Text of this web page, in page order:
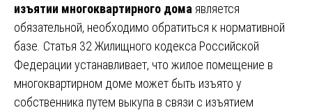
изъятии многоквартирного дома является
обязательной, необходимо обратиться к нормативной
базе. Статья 32 Жилищного кодекса Российской
Федерации устанавливает, что жилое помещение в
многоквартирном доме может быть изъято у
собственника путем выкупа в связи с изъятием